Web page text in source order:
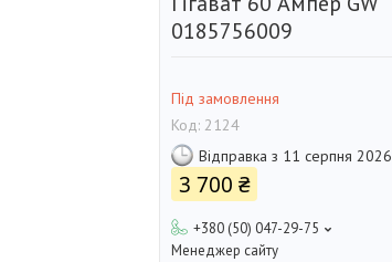
0185756009
Під замовлення
Код: 2124
Відправка з 11 серпня 2026
3 700 ₴
+380 (50) 047-29-75
Менеджер сайту